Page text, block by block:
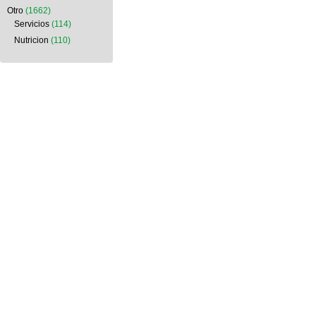
Otro (1662)
Servicios (114)
Nutricion (110)